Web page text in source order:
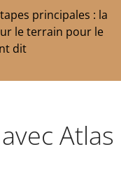
principales : la
le terrain pour le
dit
Atlas